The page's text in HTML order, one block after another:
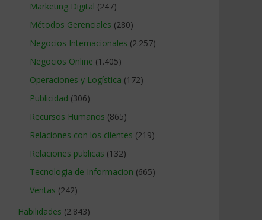
Marketing Digital (247)
Métodos Gerenciales (280)
Negocios Internacionales (2.257)
Negocios Online (1.405)
Operaciones y Logística (172)
Publicidad (306)
Recursos Humanos (865)
Relaciones con los clientes (219)
Relaciones publicas (132)
Tecnologia de Informacion (665)
Ventas (242)
Habilidades (2.843)